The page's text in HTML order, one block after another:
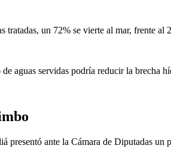
tratadas, un 72% se vierte al mar, frente
aguas servidas podría reducir la brecha
presentó ante la Cámara de Diputadas